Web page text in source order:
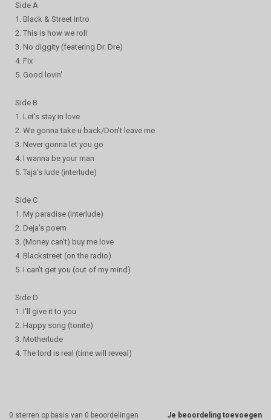
Side A
1. Black & Street Intro
2. This is how we roll
3. No diggity (featering Dr. Dre)
4. Fix
5. Good lovin'
Side B
1. Let's stay in love
2. We gonna take u back/Don't leave me
3. Never gonna let you go
4. I wanna be your man
5. Taja's lude (interlude)
Side C
1. My paradise (interlude)
2. Deja's poem
3. (Money can't) buy me love
4. Blackstreet (on the radio)
5. I can't get you (out of my mind)
Side D
1. I'll give it to you
2. Happy song (tonite)
3. Motherlude
4. The lord is real (time will reveal)
Je beoordeling toevoegen
0 sterren op basis van 0 beoordelingen